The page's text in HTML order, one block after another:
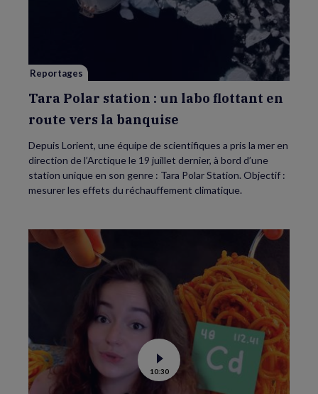
station
:
la
banquise
Reportages
Tara Polar station : un labo flottant en
route vers la banquise
Depuis Lorient, une équipe de scientifiques a pris la mer en
direction de l’Arctique le 19 juillet dernier, à bord d’une
station unique en son genre : Tara Polar Station. Objectif :
mesurer les effets du réchauffement climatique.
Voir
la
vidéo
10:30